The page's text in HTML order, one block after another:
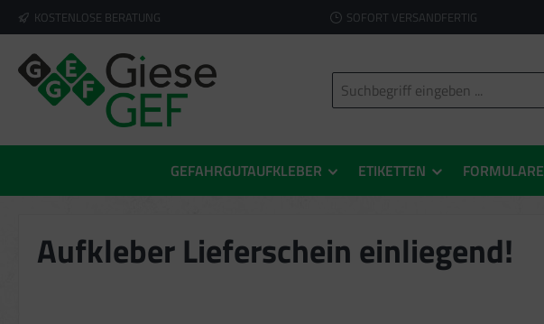
Zur Hauptnavigation springen
KOSTENLOSE BERATUNG SOFORT VERSANDFERTIG
GEFAHRGUTAUFKLEBER ETIKETTEN FORMULARE
Aufkleber Lieferschein einliegend!